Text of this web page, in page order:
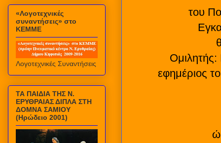
του
εφημέριος
«Λογοτεχνικές
συναντήσεις» στο
ΚΕΜΜΕ
Λογοτεχνικές Συναντήσεις
ΤΑ ΠΑΙΔΙΑ ΤΗΣ Ν.
ΕΡΥΘΡΑΙΑΣ ΔΙΠΛΑ ΣΤΗ
ΔΟΜΝΑ ΣΑΜΙΟΥ
(Ηρώδειο 2001)